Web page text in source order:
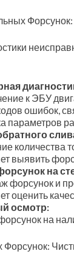
к ЭБУ
ошибок,
параметров
количества
выявить
на
форсунок и
оценить
осмотр:
на
Форсунок: